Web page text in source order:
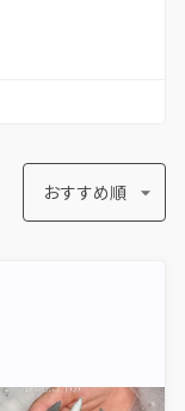
おすすめ順